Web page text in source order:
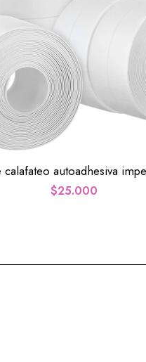
calafateo autoadhesiva
$25.000